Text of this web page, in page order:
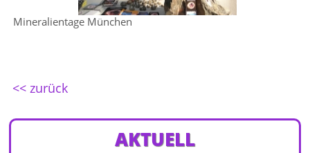
Mineralientage München
<< zurück
AKTUELL